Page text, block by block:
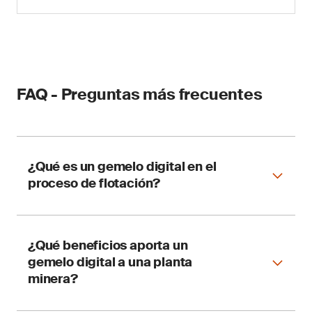
FAQ - Preguntas más frecuentes
¿Qué es un gemelo digital en el
proceso de flotación?
que simula el comportamiento del mineral bajo
distintas condiciones operativas, permitiendo
optimizar la recuperación, la ley y la estabilidad
¿Qué beneficios aporta un
gemelo digital a una planta
minera?